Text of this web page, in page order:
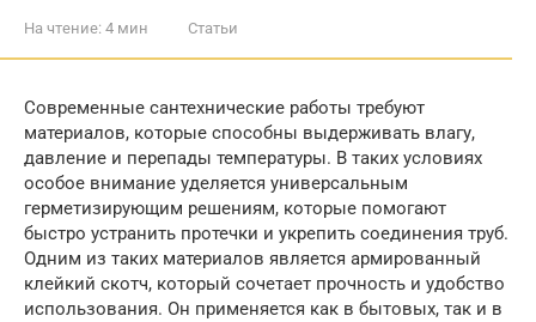
На чтение: 4 мин Статьи
Современные сантехнические работы требуют
материалов, которые способны выдерживать влагу,
давление и перепады температуры. В таких условиях
особое внимание уделяется универсальным
герметизирующим решениям, которые помогают
быстро устранить протечки и укрепить соединения труб.
Одним из таких материалов является армированный
клейкий скотч, который сочетает прочность и удобство
использования. Он применяется как в бытовых, так и в